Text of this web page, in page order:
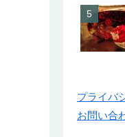
プライバ
お問い合